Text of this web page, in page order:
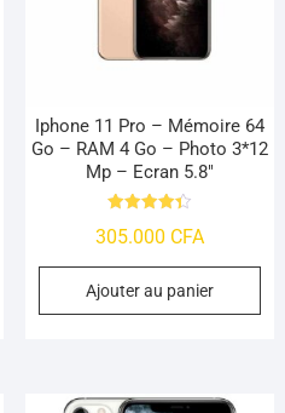
Iphone 11 Pro – Mémoire 64
Go – RAM 4 Go – Photo 3*12
Mp – Ecran 5.8″
4.39
305.000 CFA
Ajouter au panier